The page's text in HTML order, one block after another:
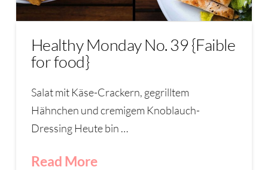
Healthy Monday No. 39 {Faible
for food}
Salat mit Käse-Crackern, gegrilltem
Hähnchen und cremigem Knoblauch-
Dressing Heute bin …
Read More